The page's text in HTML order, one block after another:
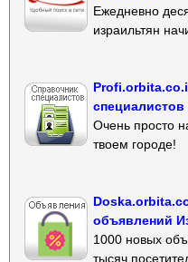
Ежедневно
израильтян
Очень просто
твоем городе!
объявлений
1000 новых
тысяч